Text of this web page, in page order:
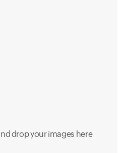
drop your images here